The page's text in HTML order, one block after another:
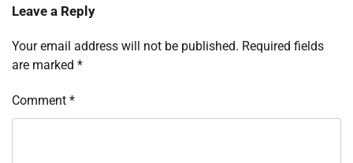
Leave a Reply
Your email address will not be published. Required fields
are marked *
Comment *